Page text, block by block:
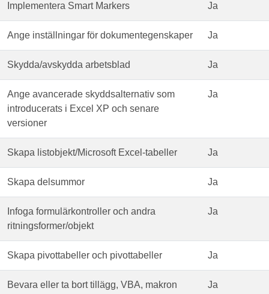
Implementera Smart Markers Ja
Ange inställningar för dokumentegenskaper Ja
Skydda/avskydda arbetsblad Ja
Ange avancerade skyddsalternativ som
introducerats i Excel XP och senare
versioner
Ja
Skapa listobjekt/Microsoft Excel-tabeller Ja
Skapa delsummor Ja
Infoga formulärkontroller och andra
ritningsformer/objekt
Ja
Skapa pivottabeller och pivottabeller Ja
Bevara eller ta bort tillägg, VBA, makron Ja